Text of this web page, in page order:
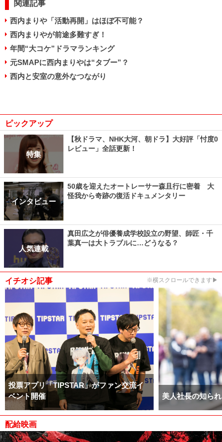
関連記事
西内まりや「活動再開」はほぼ不可能？
西内まりやが前途多難すぎ！
年間“大コケ”ドラマランキング
元SMAPに西内まりやは“タブー”？
西内と安室の意外なつながり
ピックアップ
特集
【秋ドラマ、NHK大河、朝ドラ】大好評「忖度0
レビュー」全話更新！
インタビュー
50歳を迎えたオートレーサー森且行に密着 大
怪我から奇跡の復活ドキュメンタリー
人気連載
真田広之が俳優養成学校設立の野望、師匠・千
葉真一は大トラブルに…どうなる？
イチオシ記事 ※横スクロールできます▶
投票アプリ「TIPSTAR」がファン交流イ
ベント開催
美人社長の知ら
配給映画